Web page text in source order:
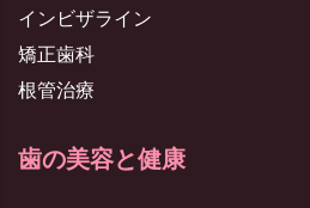
インビザライン
矯正歯科
根管治療
歯の美容と健康